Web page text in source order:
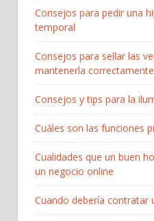
Consejos para pedir una
temporal
Consejos para sellar las
mantenerla
Consejos y tips para la
Cuáles son las funciones
Cualidades que un buen
un negocio online
Cuando debería contratar